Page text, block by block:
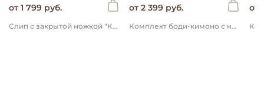
от 1 799 руб.
Слип с закрытой ножкой "Крем-брюле" 0+
от 2 399 руб.
Комплект боди-кимоно с наружными швами "Сливки/Крем-брюле" 2 шт 0+
от